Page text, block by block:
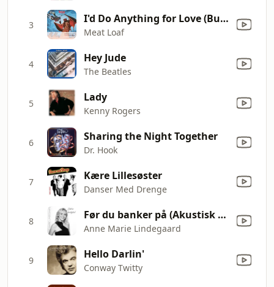
3 I'd Do Anything for Love (But I Won't Do That) [Single Edit]
Meat Loaf
4 Hey Jude
The Beatles
5 Lady
Kenny Rogers
6 Sharing the Night Together
Dr. Hook
7 Kære Lillesøster
Danser Med Drenge
8 Før du banker på (Akustisk bonus-track)
Anne Marie Lindegaard
9 Hello Darlin'
Conway Twitty